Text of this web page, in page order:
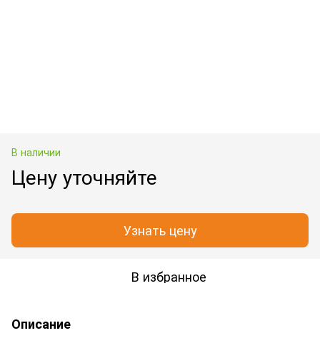
В наличии
Цену уточняйте
Узнать цену
В избранное
Описание